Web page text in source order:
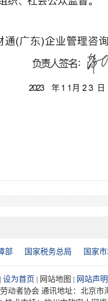
部 国家税务总局 国家
| 设为首页 | 网站地图 | 网站声明
动者协会 通讯地址：北京市